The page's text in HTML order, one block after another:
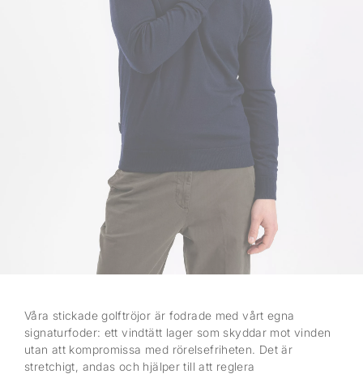
Våra stickade golftröjor är fodrade med vårt egna
signaturfoder: ett vindtätt lager som skyddar mot vinden
utan att kompromissa med rörelsefriheten. Det är
stretchigt, andas och hjälper till att reglera